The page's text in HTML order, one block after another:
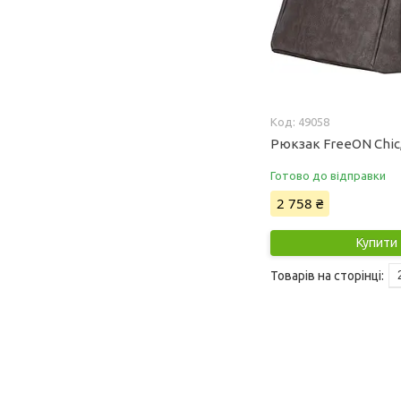
49058
Рюкзак FreeON
Готово до відправки
2 758 ₴
Купити